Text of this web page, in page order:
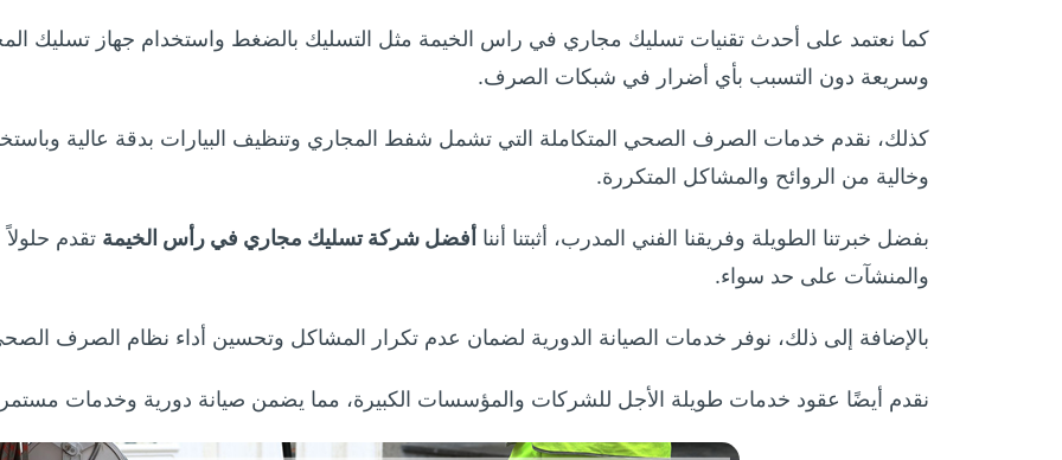
كما نعتمد على أحدث تقنيات تسليك مجاري في راس الخيمة مثل التسليك بالضغط واستخدام جهاز تسليك
وسريعة دون التسبب بأي أضرار في شبكات الصرف.
كذلك، نقدم خدمات الصرف الصحي المتكاملة التي تشمل شفط المجاري وتنظيف البيارات بدقة عالية
وخالية من الروائح والمشاكل المتكررة.
بفضل خبرتنا الطويلة وفريقنا الفني المدرب، أثبتنا أننا أفضل شركة تسليك مجاري في رأس الخيمة تقدم
والمنشآت على حد سواء.
بالإضافة إلى ذلك، نوفر خدمات الصيانة الدورية لضمان عدم تكرار المشاكل وتحسين أداء نظام الصرف
نقدم أيضًا عقود خدمات طويلة الأجل للشركات والمؤسسات الكبيرة، مما يضمن صيانة دورية وخدمات